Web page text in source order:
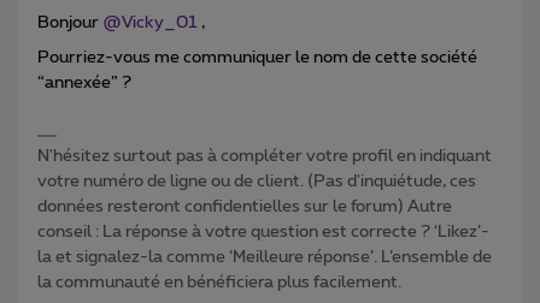
Bonjour @Vicky_01 ,
Pourriez-vous me communiquer le nom de cette société
“annexée” ?
N'hésitez surtout pas à compléter votre profil en indiquant
votre numéro de ligne ou de client. (Pas d'inquiétude, ces
données resteront confidentielles sur le forum) Autre
conseil : La réponse à votre question est correcte ? ‘Likez’-
la et signalez-la comme ‘Meilleure réponse’. L’ensemble de
la communauté en bénéficiera plus facilement.